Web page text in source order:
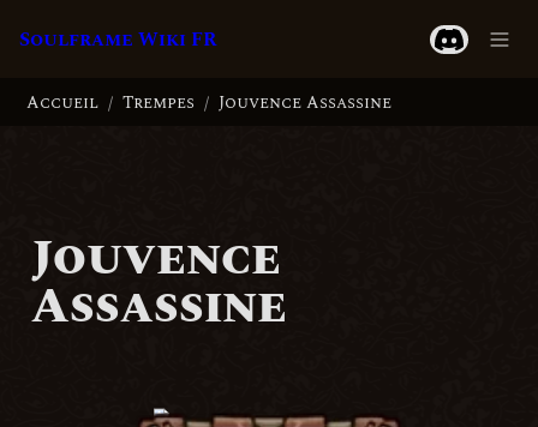
Soulframe Wiki FR
Accueil / Trempes / Jouvence Assassine
Jouvence
Assassine